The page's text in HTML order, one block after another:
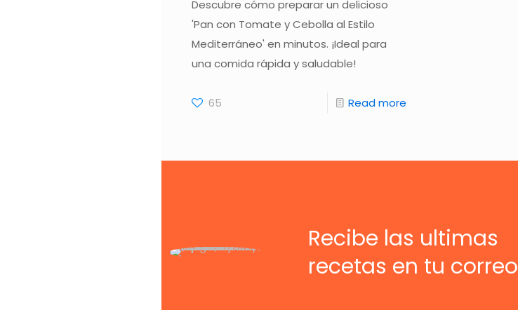
Descubre cómo preparar un delicioso
'Pan con Tomate y Cebolla al Estilo
Mediterráneo' en minutos. ¡Ideal para
una comida rápida y saludable!
65 Read more
Recibe las ultimas
recetas en tu correo